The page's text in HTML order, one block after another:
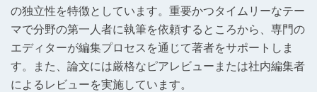
の独立性を特徴としています。重要かつタイムリーなテー
マで分野の第一人者に執筆を依頼するところから、専門の
エディターが編集プロセスを通じて著者をサポートしま
す。また、論文には厳格なピアレビューまたは社内編集者
によるレビューを実施しています。